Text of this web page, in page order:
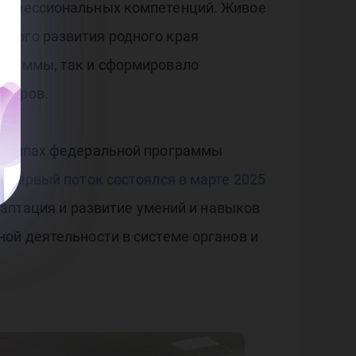
компетенций. Живое
развития родного края
так и сформировало
федеральной программы
Первый поток состоялся в марте 2025
и развитие умений и навыков
деятельности в системе органов и